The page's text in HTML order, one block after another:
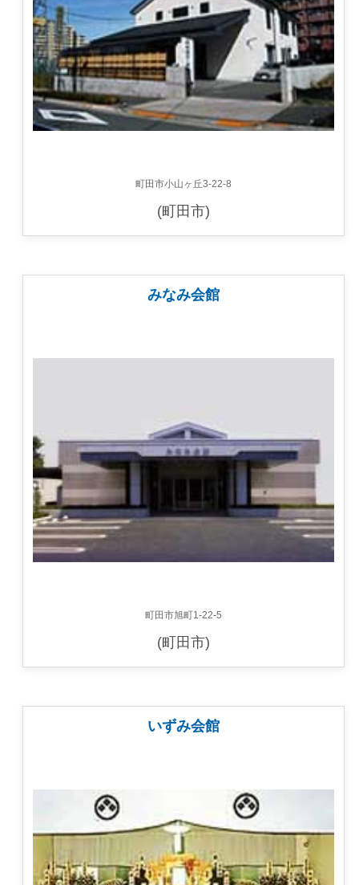
町田市小山ヶ丘3-22-8
(町田市)
みなみ会館
町田市旭町1-22-5
(町田市)
いずみ会館